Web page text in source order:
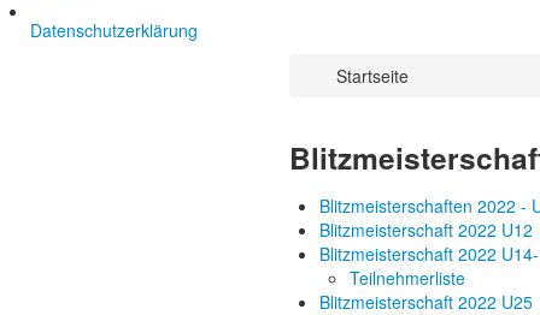
Datenschutzerklärung
Startseite
Blitzmeisterschaften 2022 -
Blitzmeisterschaft 2022 U12
Blitzmeisterschaft 2022
Teilnehmerliste
Blitzmeisterschaft 2022 U25